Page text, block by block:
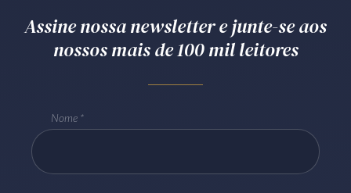
Assine nossa newsletter e junte-se aos
nossos mais de 100 mil leitores
Nome